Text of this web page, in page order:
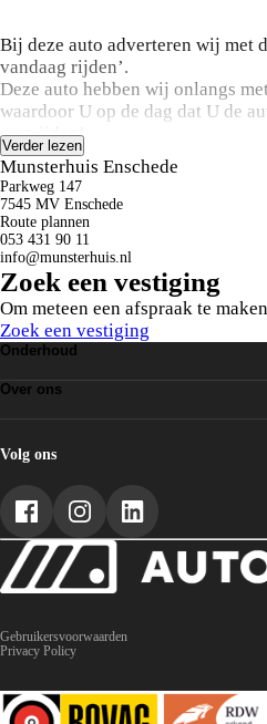
Bij deze auto adverteren wij met
vandaag rijden’.
Deze auto hebben wij onlangs
waardoor U op de dag dat U de
wegrijden!
Bij ons hoeft U daardoor geen 14
klaar maken van deze auto.
Benieuwd naar de
Verder lezen
Munsterhuis Enschede
Parkweg 147
7545 MV Enschede
Route plannen
053 431 90 11
info@munsterhuis.nl
Zoek een vestiging
Om meteen een afspraak te
Zoek een vestiging
Onderhoud
Leaseonderhoud
Over ons
AutoMonde worden
Volg ons
Gebruikersvoorwaarden
Privacy Policy